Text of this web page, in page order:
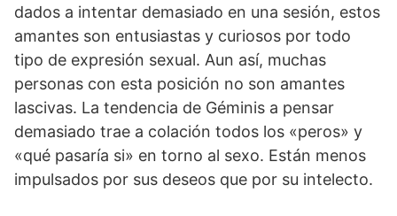
dados a intentar demasiado en una sesión, estos
amantes son entusiastas y curiosos por todo
tipo de expresión sexual. Aun así, muchas
personas con esta posición no son amantes
lascivas. La tendencia de Géminis a pensar
demasiado trae a colación todos los «peros» y
«qué pasaría si» en torno al sexo. Están menos
impulsados ​​por sus deseos que por su intelecto.